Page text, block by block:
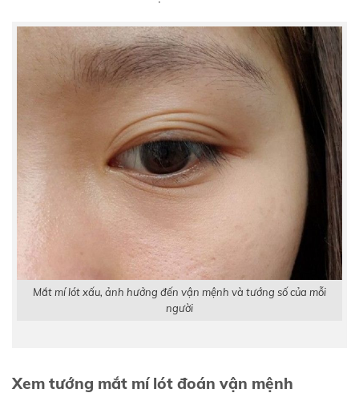
Mắt mí lót xấu, ảnh hưởng đến vận mệnh và tướng số của mỗi
người
Xem tướng mắt mí lót đoán vận mệnh